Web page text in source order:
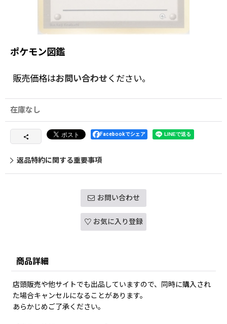
ポケモン図鑑
販売価格はお問い合わせ ください。
在庫なし
Facebookでシェア
返品特約に関する重要事項
お問い合わせ
お気に入り登録
商品詳細
店頭販売や他サイトでも出品していますので、同時に購入され
た場合キャンセルになることがあります。
あらかじめご了承ください。